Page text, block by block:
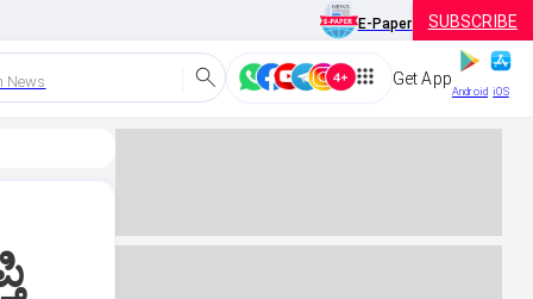
E-Paper SUBSCRIBE
News Get App
Android iOS